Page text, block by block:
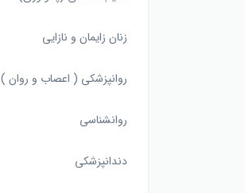
زنان زایمان و نازایی
روانپزشکی ( اعصاب و روان )
روانشناسی
دندانپزشکی